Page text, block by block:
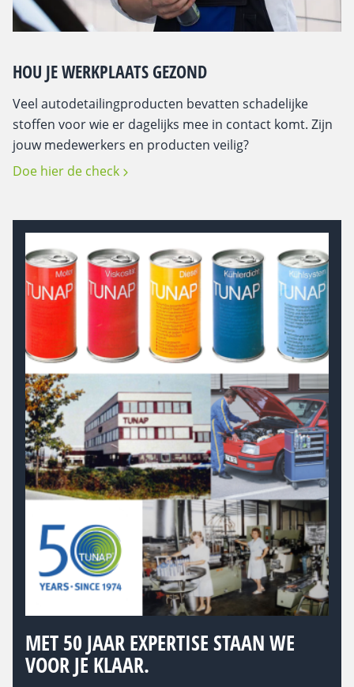
HOU JE WERKPLAATS GEZOND
Veel autodetailingproducten bevatten schadelijke
stoffen voor wie er dagelijks mee in contact komt. Zijn
jouw medewerkers en producten veilig?
Doe hier de check
MET 50 JAAR EXPERTISE STAAN WE
VOOR JE KLAAR.